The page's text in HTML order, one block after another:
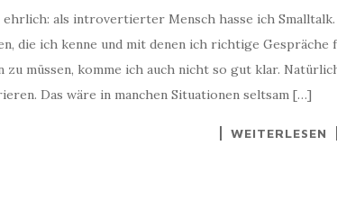
ehrlich: als introvertierter Mensch hasse ich
die ich kenne und mit denen ich richtige Gespräche
zu müssen, komme ich auch nicht so gut klar.
Das wäre in manchen Situationen seltsam […]
WEITERLESEN